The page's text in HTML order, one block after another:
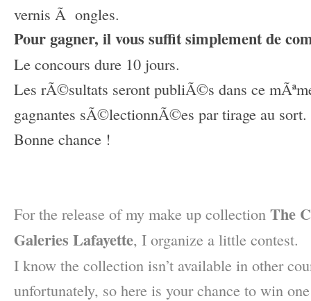
vernis Ã ongles.
Pour gagner, il vous suffit simplement de
Le concours dure 10 jours.
Les rÃ©sultats seront publiÃ©s dans ce
gagnantes sÃ©lectionnÃ©es par tirage au sort.
Bonne chance !
For the release of my make up collection The
Galeries Lafayette, I organize a little contest.
I know the collection isn’t available in other
unfortunately, so here is your chance to win